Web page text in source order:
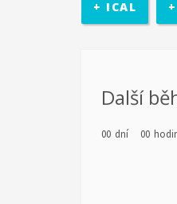
rozhodovací
diagnostiky a
realizován
+ ICAL
Další
00 dní 00